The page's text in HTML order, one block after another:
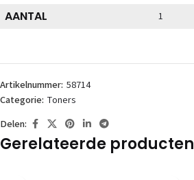
AANTAL 1
Artikelnummer: 58714
Categorie: Toners
Delen:
Gerelateerde producten